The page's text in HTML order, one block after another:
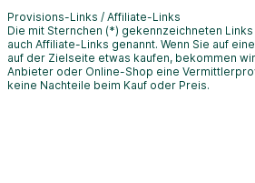
Provisions-Links / Affiliate-Links
Die mit Sternchen (*) gekennzeichneten
auch Affiliate-Links genannt. Wenn Sie auf
auf der Zielseite etwas kaufen, bekommen
Anbieter oder Online-Shop eine
keine Nachteile beim Kauf oder Preis.